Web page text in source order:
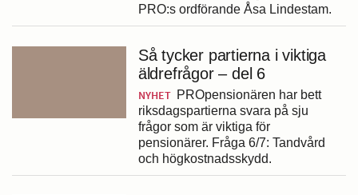
PRO:s ordförande Åsa Lindestam.
Så tycker partierna i viktiga
äldrefrågor – del 6
NYHET PROpensionären har bett
riksdagspartierna svara på sju
frågor som är viktiga för
pensionärer. Fråga 6/7: Tandvård
och högkostnadsskydd.